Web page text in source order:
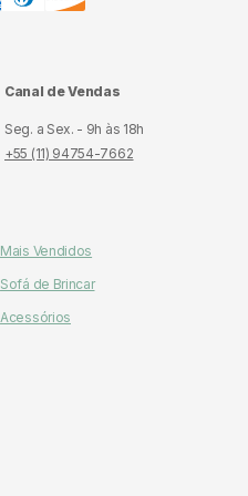
Canal de Vendas
Seg. a Sex. - 9h às 18h
+55 (11) 94754-7662
Mais Vendidos
Sofá de Brincar
Acessórios